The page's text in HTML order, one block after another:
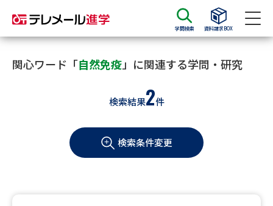
学問検索 資料請求BOX
資料請求 資料検索
大学・短大の資料種類から請求
学部・学科パンフ
関心ワード「自然免疫」に関連する学問・研究
検索結果2件
検索条件変更